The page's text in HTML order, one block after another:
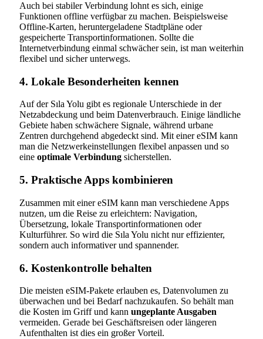
Auch bei stabiler Verbindung lohnt es sich, einige
Funktionen offline verfügbar zu machen. Beispielsweise
Offline-Karten, heruntergeladene Stadtpläne oder
gespeicherte Transportinformationen. Sollte die
Internetverbindung einmal schwächer sein, ist man weiterhin
flexibel und sicher unterwegs.
4. Lokale Besonderheiten kennen
Auf der Sıla Yolu gibt es regionale Unterschiede in der
Netzabdeckung und beim Datenverbrauch. Einige ländliche
Gebiete haben schwächere Signale, während urbane
Zentren durchgehend abgedeckt sind. Mit einer eSIM kann
man die Netzwerkeinstellungen flexibel anpassen und so
eine optimale Verbindung sicherstellen.
5. Praktische Apps kombinieren
Zusammen mit einer eSIM kann man verschiedene Apps
nutzen, um die Reise zu erleichtern: Navigation,
Übersetzung, lokale Transportinformationen oder
Kulturführer. So wird die Sıla Yolu nicht nur effizienter,
sondern auch informativer und spannender.
6. Kostenkontrolle behalten
Die meisten eSIM-Pakete erlauben es, Datenvolumen zu
überwachen und bei Bedarf nachzukaufen. So behält man
die Kosten im Griff und kann ungeplante Ausgaben
vermeiden. Gerade bei Geschäftsreisen oder längeren
Aufenthalten ist dies ein großer Vorteil.